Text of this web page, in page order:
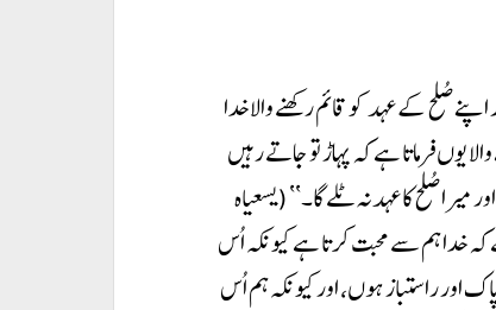
صُلح کے عہد کو قائم رکھنے والا خدا
یوں فرماتا ہے کہ پہاڑ تو جاتے رہیں
صُلح کا عہد نہ ٹلے گا۔‘‘ (یسعیاہ
کہ خدا ہم سے محبت کرتا ہے کیونکہ اُس
اور راستباز ہوں، اور کیونکہ ہم اُس